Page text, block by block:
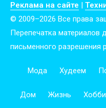
Реклама на сайте
© 2009–2026 Все права
Перепечатка материалов
письменного разрешения
Мода Худеем
Дом Жизнь Хобби